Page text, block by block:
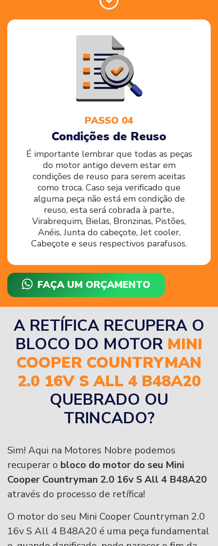
PASSO 04
Condições de Reuso
É importante lembrar que todas as peças
do motor antigo devem estar em
condições de reuso para serem aceitas
como troca. Caso seja verificado que
alguma peça não está em condição de
reuso, esta será cobrada à parte.,
Virabrequim, Bielas, Bronzinas, Pistões,
Anéis, Junta do cabeçote, Jet cooler,
Cabeçote e seus respectivos parafusos.
FAÇA UM ORÇAMENTO
A RETÍFICA RECUPERA O
BLOCO DO MOTOR MINI
COOPER COUNTRYMAN
2.0 16V S ALL 4 B48A20
QUEBRADO OU
TRINCADO?
Sim! Aqui na Motores Nobre podemos
recuperar o bloco do motor do seu Mini
Cooper Countryman 2.0 16v S All 4 B48A20
através do processo de retífica!
O motor do seu Mini Cooper Countryman 2.0
16v S All 4 B48A20 é uma peça fundamental